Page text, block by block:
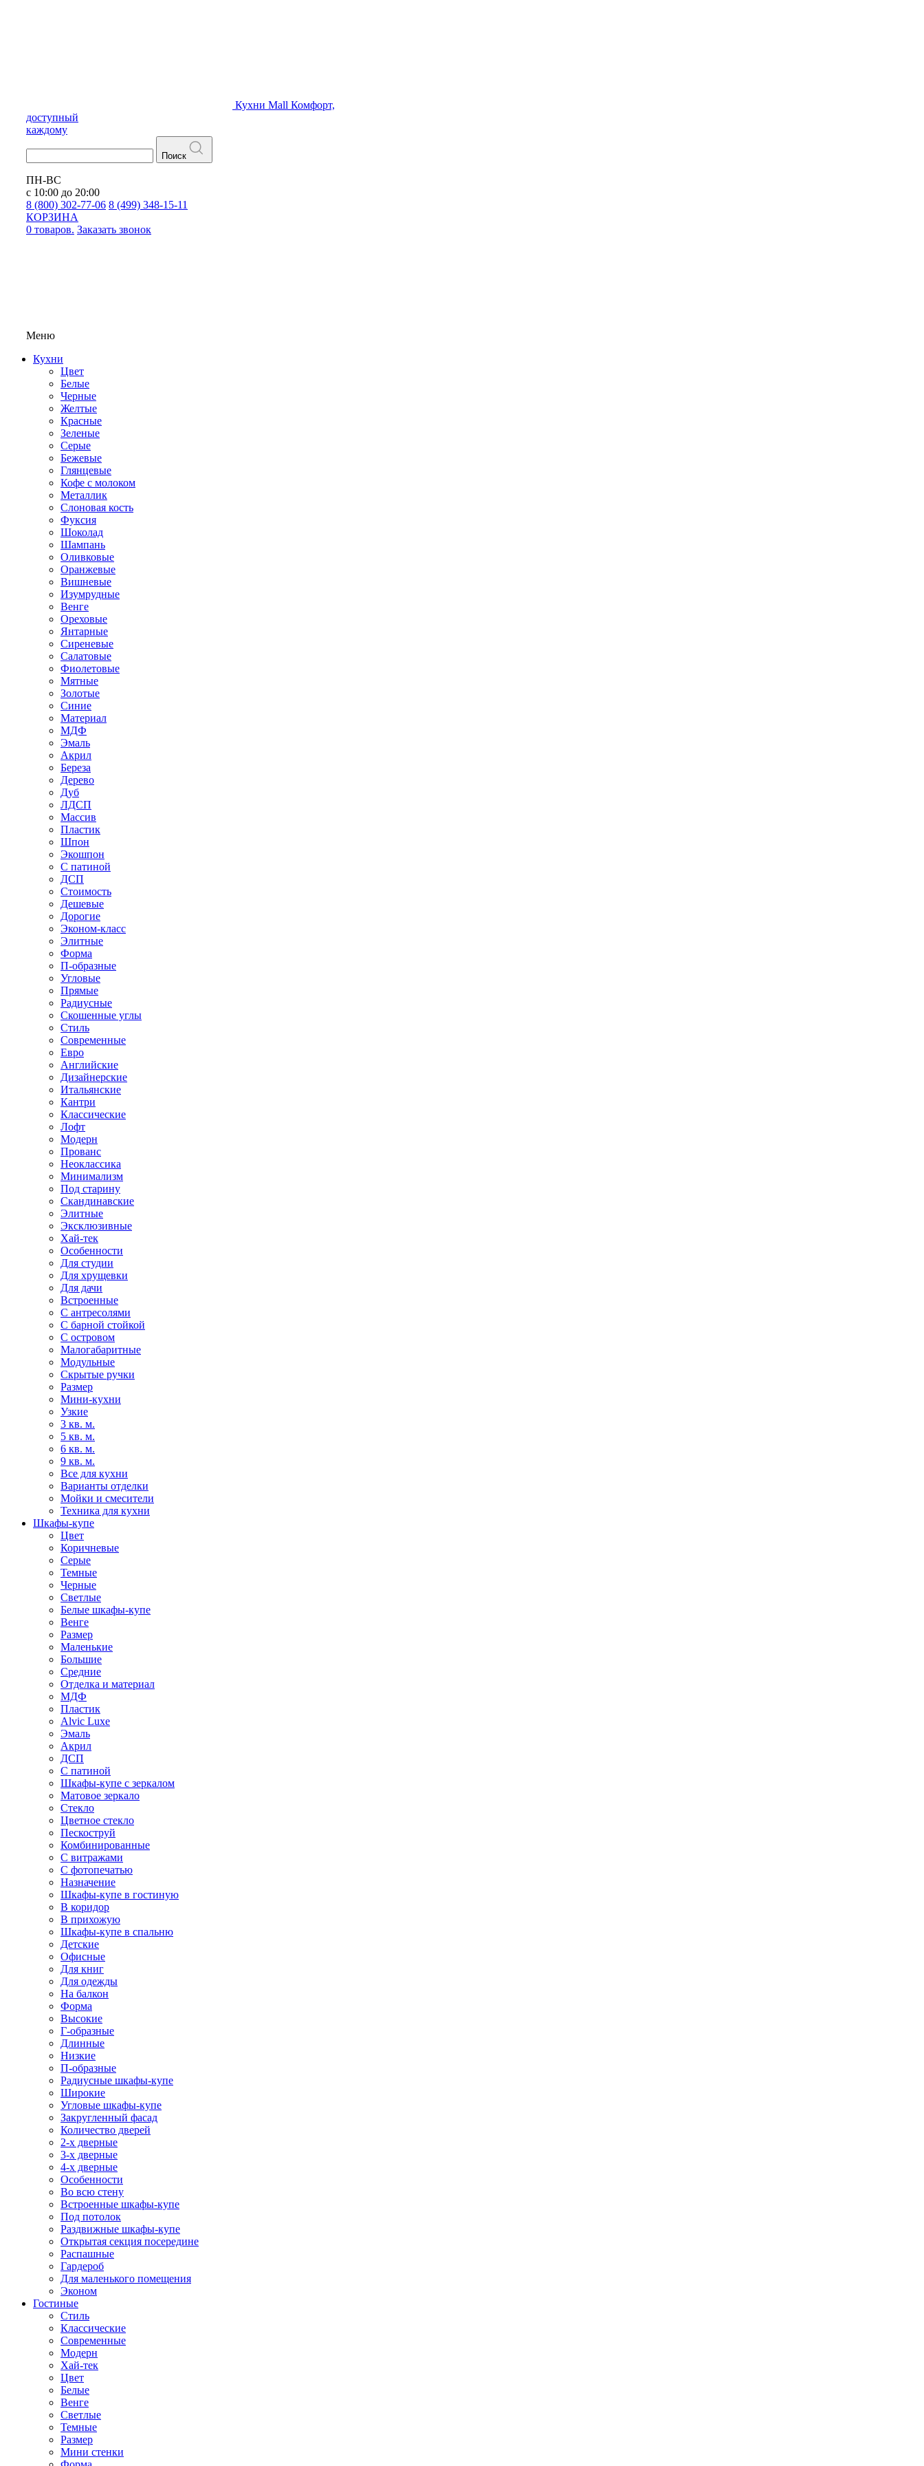
Кухни Mall Комфорт,
доступный
каждому
Поиск
ПН-ВС
с 10:00 до 20:00
8 (800) 302-77-06 8 (499) 348-15-11
КОРЗИНА
0 товаров. Заказать звонок
Меню
Кухни
Цвет
Белые
Черные
Желтые
Красные
Зеленые
Серые
Бежевые
Глянцевые
Кофе с молоком
Металлик
Слоновая кость
Фуксия
Шоколад
Шампань
Оливковые
Оранжевые
Вишневые
Изумрудные
Венге
Ореховые
Янтарные
Сиреневые
Салатовые
Фиолетовые
Мятные
Золотые
Синие
Материал
МДФ
Эмаль
Акрил
Береза
Дерево
Дуб
ЛДСП
Массив
Пластик
Шпон
Экошпон
С патиной
ДСП
Стоимость
Дешевые
Дорогие
Эконом-класс
Элитные
Форма
П-образные
Угловые
Прямые
Радиусные
Скошенные углы
Стиль
Современные
Евро
Английские
Дизайнерские
Итальянские
Кантри
Классические
Лофт
Модерн
Прованс
Неоклассика
Минимализм
Под старину
Скандинавские
Элитные
Эксклюзивные
Хай-тек
Особенности
Для студии
Для хрущевки
Для дачи
Встроенные
С антресолями
С барной стойкой
С островом
Малогабаритные
Модульные
Скрытые ручки
Размер
Мини-кухни
Узкие
3 кв. м.
5 кв. м.
6 кв. м.
9 кв. м.
Все для кухни
Варианты отделки
Мойки и смесители
Техника для кухни
Шкафы-купе
Цвет
Коричневые
Серые
Темные
Черные
Светлые
Белые шкафы-купе
Венге
Размер
Маленькие
Большие
Средние
Отделка и материал
МДФ
Пластик
Alvic Luxe
Эмаль
Акрил
ДСП
С патиной
Шкафы-купе с зеркалом
Матовое зеркало
Стекло
Цветное стекло
Пескоструй
Комбинированные
С витражами
С фотопечатью
Назначение
Шкафы-купе в гостиную
В коридор
В прихожую
Шкафы-купе в спальню
Детские
Офисные
Для книг
Для одежды
На балкон
Форма
Высокие
Г-образные
Длинные
Низкие
П-образные
Радиусные шкафы-купе
Широкие
Угловые шкафы-купе
Закругленный фасад
Количество дверей
2-х дверные
3-х дверные
4-х дверные
Особенности
Во всю стену
Встроенные шкафы-купе
Под потолок
Раздвижные шкафы-купе
Открытая секция посередине
Распашные
Гардероб
Для маленького помещения
Эконом
Гостиные
Стиль
Классические
Современные
Модерн
Хай-тек
Цвет
Белые
Венге
Светлые
Темные
Размер
Мини стенки